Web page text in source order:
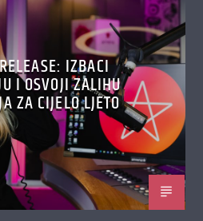
IZBACI
I OSVOJI ZALIHU
ZA CIJELO LJETO